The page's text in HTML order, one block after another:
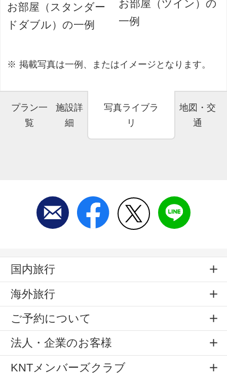
お部屋（スタンダー
ドダブル）の一例
お部屋（ツイン）の
一例
掲載写真は一例、またはイメージとなります。
プラン一
覧
施設詳
細
写真ライブラ
リ
地図・交
通
国内旅行
海外旅行
ご予約について
法人・企業のお客様
KNTメンバーズクラブ